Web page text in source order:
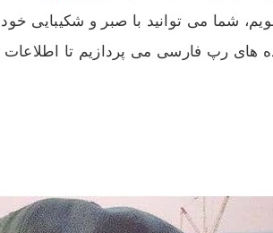
می توانید با صبر و شکیبایی خود
های رپ فارسی می پردازیم تا